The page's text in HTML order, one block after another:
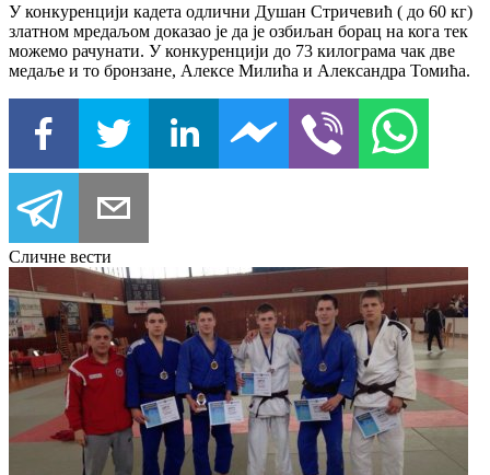
У конкуренцији кадета одлични Душан Стричевић ( до 60 кг)
златном мредаљом доказао је да је озбиљан борац на кога тек
можемо рачунати. У конкуренцији до 73 килограма чак две
медаље и то бронзане, Алексе Милића и Александра Томића.
Сличне вести